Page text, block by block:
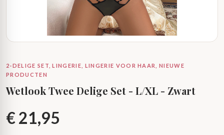
2-DELIGE SET, LINGERIE, LINGERIE VOOR HAAR, NIEUWE
PRODUCTEN
Wetlook Twee Delige Set - L/XL - Zwart
€21,95